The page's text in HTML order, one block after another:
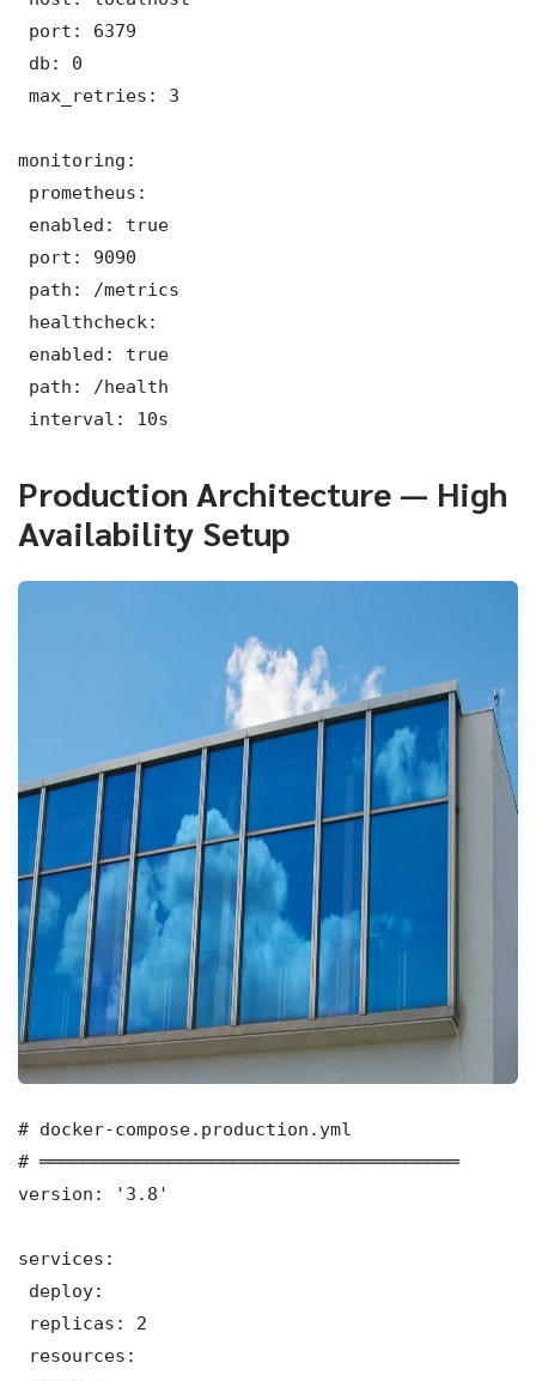
port: 6379
db: 0
max_retries: 3
monitoring:
prometheus:
enabled: true
port: 9090
path: /metrics
healthcheck:
enabled: true
path: /health
interval: 10s
Production Architecture — High
Availability Setup
# docker-compose.production.yml
# ═══════════════════════════════════════
version: '3.8'
services:
deploy:
replicas: 2
resources: